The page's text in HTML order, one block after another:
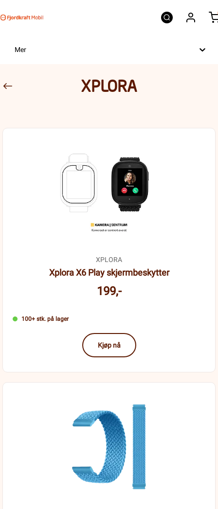
Mer
XPLORA
XPLORA
Xplora X6 Play skjermbeskytter
199,-
100+ stk. på lager
Kjøp nå